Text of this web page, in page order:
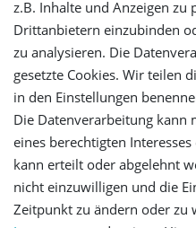
Let's
z.B. Inhalte und Anzeigen
Drittanbietern einzubinden
zu analysieren. Die
gesetzte Cookies. Wir teilen
in den Einstellungen
Die Datenverarbeitung
eines berechtigten
kann erteilt oder abgelehnt
nicht einzuwilligen und die
Zeitpunkt zu ändern oder zu